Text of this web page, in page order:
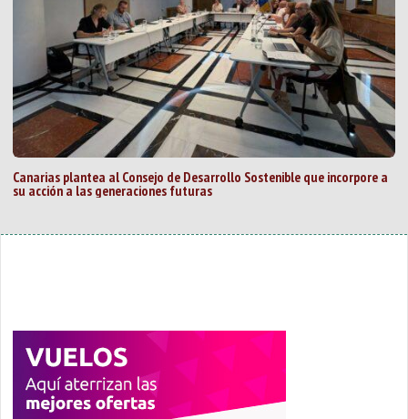
Canarias plantea al Consejo de Desarrollo Sostenible que incorpore a
su acción a las generaciones futuras